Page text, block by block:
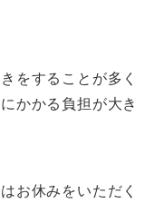
をすることが多く
かかる負担が大き
お休みをいただく